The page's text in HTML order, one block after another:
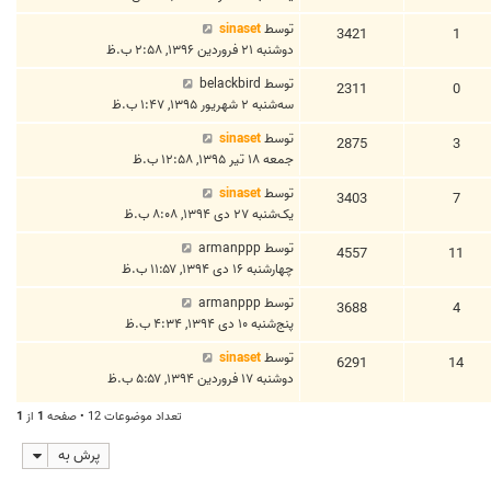
1
3421 توسطsinaset
دوشنبه ۲۱ فروردین ۱۳۹۶, ۲:۵۸ ب.ظ
0
2311 توسط belackbird
سه‌شنبه ۲ شهریور ۱۳۹۵, ۱:۴۷ ب.ظ
3
2875 توسطsinaset
جمعه ۱۸ تیر ۱۳۹۵, ۱۲:۵۸ ب.ظ
7
3403 توسطsinaset
یک‌شنبه ۲۷ دی ۱۳۹۴, ۸:۰۸ ب.ظ
11
4557 توسطarmanppp
چهارشنبه ۱۶ دی ۱۳۹۴, ۱۱:۵۷ ب.ظ
4
3688 توسطarmanppp
پنج‌شنبه ۱۰ دی ۱۳۹۴, ۴:۳۴ ب.ظ
14
6291 توسطsinaset
دوشنبه ۱۷ فروردین ۱۳۹۴, ۵:۵۷ ب.ظ
تعداد موضوعات 12 • صفحه 1 از 1
پرش به